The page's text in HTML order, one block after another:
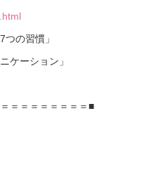
の習慣」
ケーション」
＝＝＝＝＝＝＝＝■